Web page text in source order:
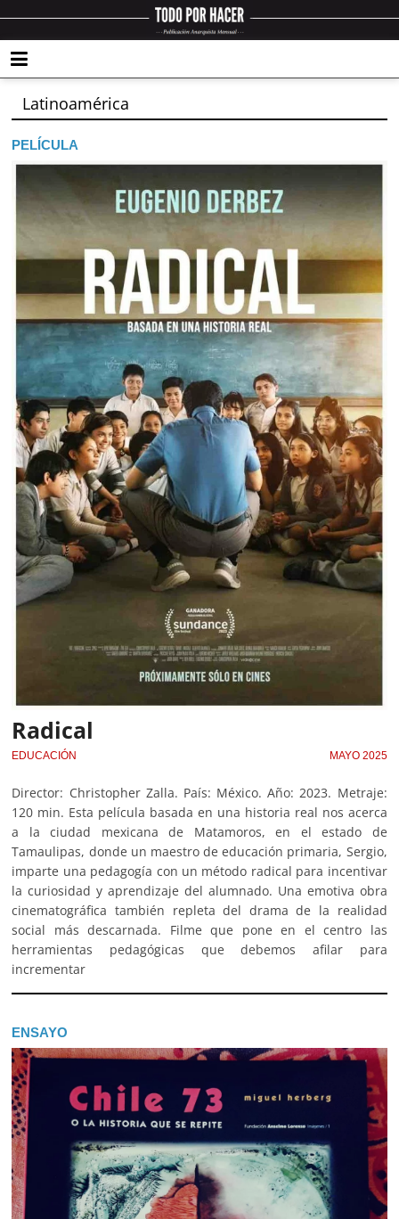
Latinoamérica
PELÍCULA
Radical
EDUCACIÓN MAYO 2025
Director: Christopher Zalla. País: México. Año: 2023. Metraje:
120 min. Esta película basada en una historia real nos acerca
a la ciudad mexicana de Matamoros, en el estado de
Tamaulipas, donde un maestro de educación primaria, Sergio,
imparte una pedagogía con un método radical para incentivar
la curiosidad y aprendizaje del alumnado. Una emotiva obra
cinematográfica también repleta del drama de la realidad
social más descarnada. Filme que pone en el centro las
herramientas pedagógicas que debemos afilar para
incrementar
ENSAYO